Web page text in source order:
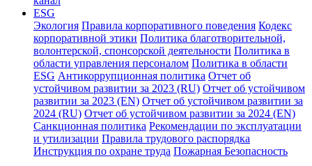
ESG
Экология Правила корпоративного поведения Кодекс
корпоративной этики Политика благотворительной,
волонтерской, спонсорской деятельности Политика в
области управления персоналом Политика в области
ESG Антикоррупционная политика Отчет об
устойчивом развитии за 2023 (RU) Отчет об устойчивом
развитии за 2023 (EN) Отчет об устойчивом развитии за
2024 (RU) Отчет об устойчивом развитии за 2024 (EN)
Санкционная политика Рекомендации по эксплуатации
и утилизации Правила трудового распорядка
Инструкция по охране труда Пожарная Безопасность